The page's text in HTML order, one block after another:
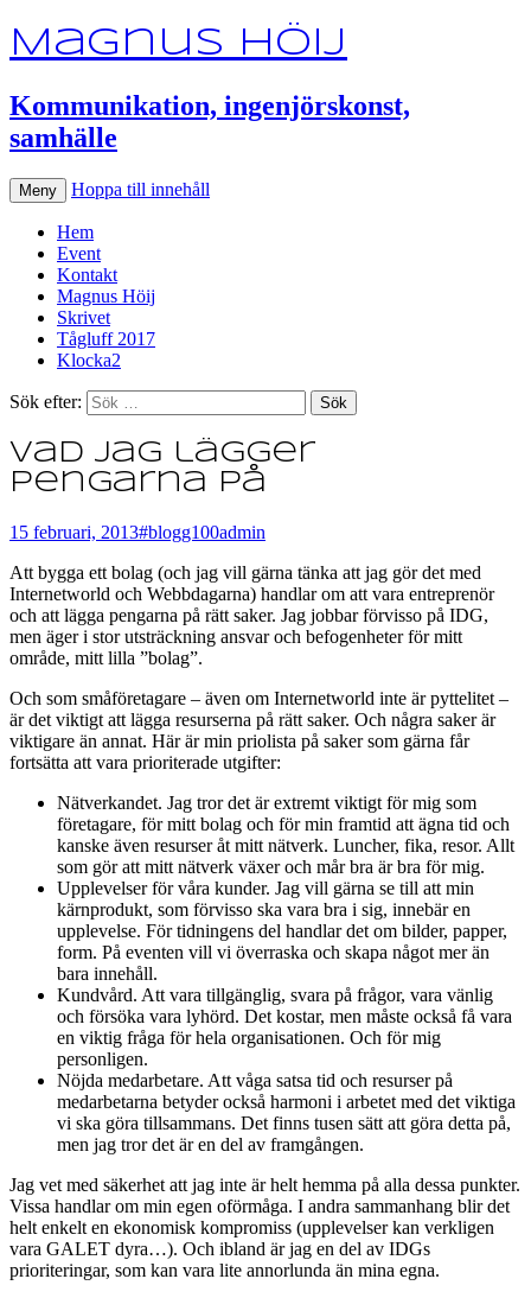
Magnus Höij
Kommunikation, ingenjörskonst,
samhälle
Meny Hoppa till innehåll
Hem
Event
Kontakt
Magnus Höij
Skrivet
Tågluff 2017
Klocka2
Sök efter:
Vad jag lägger
pengarna på
15 februari, 2013#blogg100admin
Att bygga ett bolag (och jag vill gärna tänka att jag gör det med
Internetworld och Webbdagarna) handlar om att vara entreprenör
och att lägga pengarna på rätt saker. Jag jobbar förvisso på IDG,
men äger i stor utsträckning ansvar och befogenheter för mitt
område, mitt lilla ”bolag”.
Och som småföretagare – även om Internetworld inte är pyttelitet –
är det viktigt att lägga resurserna på rätt saker. Och några saker är
viktigare än annat. Här är min priolista på saker som gärna får
fortsätta att vara prioriterade utgifter:
Nätverkandet. Jag tror det är extremt viktigt för mig som
företagare, för mitt bolag och för min framtid att ägna tid och
kanske även resurser åt mitt nätverk. Luncher, fika, resor. Allt
som gör att mitt nätverk växer och mår bra är bra för mig.
Upplevelser för våra kunder. Jag vill gärna se till att min
kärnprodukt, som förvisso ska vara bra i sig, innebär en
upplevelse. För tidningens del handlar det om bilder, papper,
form. På eventen vill vi överraska och skapa något mer än
bara innehåll.
Kundvård. Att vara tillgänglig, svara på frågor, vara vänlig
och försöka vara lyhörd. Det kostar, men måste också få vara
en viktig fråga för hela organisationen. Och för mig
personligen.
Nöjda medarbetare. Att våga satsa tid och resurser på
medarbetarna betyder också harmoni i arbetet med det viktiga
vi ska göra tillsammans. Det finns tusen sätt att göra detta på,
men jag tror det är en del av framgången.
Jag vet med säkerhet att jag inte är helt hemma på alla dessa punkter.
Vissa handlar om min egen oförmåga. I andra sammanhang blir det
helt enkelt en ekonomisk kompromiss (upplevelser kan verkligen
vara GALET dyra…). Och ibland är jag en del av IDGs
prioriteringar, som kan vara lite annorlunda än mina egna.